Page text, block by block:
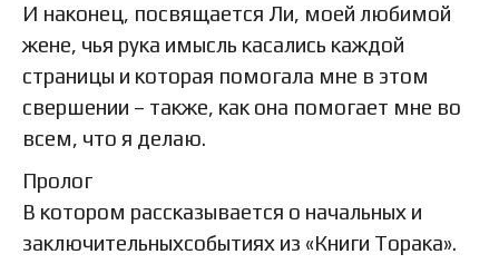
И наконец, посвящается Ли, моей любимой
жене, чья рука имысль касались каждой
страницы и которая помогала мне в этом
свершении – также, как она помогает мне во
всем, что я делаю.
Пролог
В котором рассказывается о начальных и
заключительныхсобытиях из «Книги Торака».